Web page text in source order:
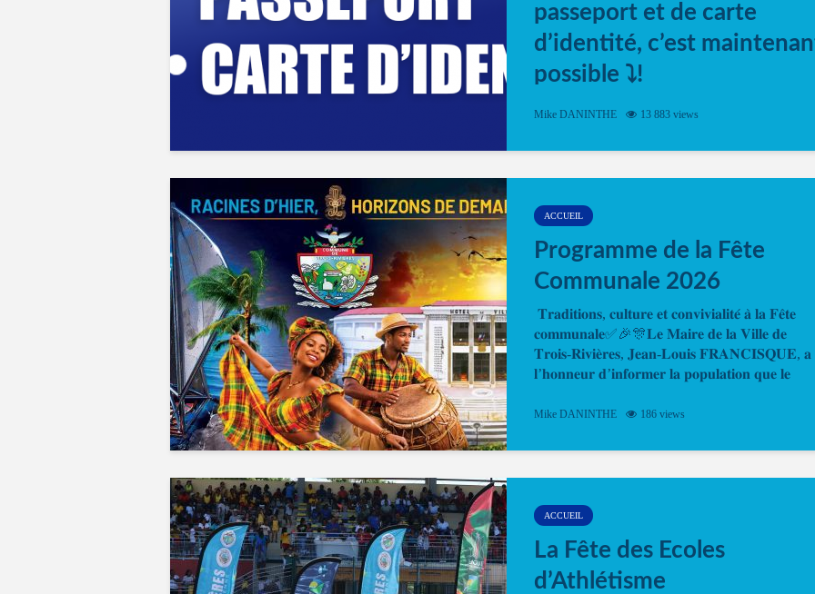
passeport et de carte
d’identité, c’est
possible ⤵️!
Désormais, il est possible de prendre rendez-
Mike DANINTHE 13 883 views
ACCUEIL
Programme de la Fête
Communale 2026
𝐓𝐫𝐚𝐝𝐢𝐭𝐢𝐨𝐧𝐬, 𝐜𝐮𝐥𝐭𝐮𝐫𝐞 𝐞𝐭 𝐜𝐨𝐧𝐯𝐢𝐯𝐢𝐚𝐥𝐢𝐭𝐞́ 𝐚̀ 𝐥𝐚 𝐅𝐞̂𝐭𝐞
𝐜𝐨𝐦𝐦𝐮𝐧𝐚𝐥𝐞✅🎉🎊𝐋𝐞 𝐌𝐚𝐢𝐫𝐞 𝐝𝐞 𝐥𝐚 𝐕𝐢𝐥𝐥𝐞 𝐝𝐞
𝐓𝐫𝐨𝐢𝐬-𝐑𝐢𝐯𝐢𝐞̀𝐫𝐞𝐬, 𝐉𝐞𝐚𝐧-𝐋𝐨𝐮𝐢𝐬 𝐅𝐑𝐀𝐍𝐂𝐈𝐒𝐐𝐔𝐄, 𝐚
𝐥’𝐡𝐨𝐧𝐧𝐞𝐮𝐫 𝐝’𝐢𝐧𝐟𝐨𝐫𝐦𝐞𝐫 𝐥𝐚 𝐩𝐨𝐩𝐮𝐥𝐚𝐭𝐢𝐨𝐧 𝐪𝐮𝐞 𝐥𝐞
Mike DANINTHE 186 views
ACCUEIL
La Fête des Ecoles
d’Athlétisme